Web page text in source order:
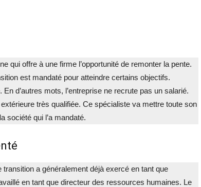
qui offre à une firme l’opportunité de remonter la pente.
est mandaté pour atteindre certains objectifs.
d’autres mots, l’entreprise ne recrute pas un salarié.
très qualifiée. Ce spécialiste va mettre toute son
société qui l’a mandaté.
a généralement déjà exercé en tant que
en tant que directeur des ressources humaines. Le